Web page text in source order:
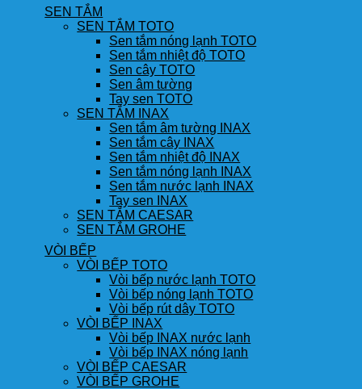
SEN TẮM
SEN TẮM TOTO
Sen tắm nóng lạnh TOTO
Sen tắm nhiệt độ TOTO
Sen cây TOTO
Sen âm tường
Tay sen TOTO
SEN TẮM INAX
Sen tắm âm tường INAX
Sen tắm cây INAX
Sen tắm nhiệt độ INAX
Sen tắm nóng lạnh INAX
Sen tắm nước lạnh INAX
Tay sen INAX
SEN TẮM CAESAR
SEN TẮM GROHE
VÒI BẾP
VÒI BẾP TOTO
Vòi bếp nước lạnh TOTO
Vòi bếp nóng lạnh TOTO
Vòi bếp rút dây TOTO
VÒI BẾP INAX
Vòi bếp INAX nước lạnh
Vòi bếp INAX nóng lạnh
VÒI BẾP CAESAR
VÒI BẾP GROHE